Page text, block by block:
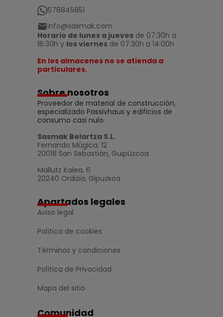
678845851
info@sasmak.com
Horario de lunes a jueves de 07:30h a
16:30h y los viernes de 07:30h a 14:00h
En los almacenes no se atienda a
particulares.
Sobre nosotros
Proveedor de material de construcción,
especializado Passivhaus y edificios de
consumo casi nulo.
Sasmak Belartza S.L.
Fernando Múgica, 12
20018 San Sebastián, Guipúzcoa
Mallutz Kalea, 6
20240 Ordizia, Gipuzkoa
Apartados legales
Aviso legal
Política de cookies
Términos y condiciones
Política de Privacidad
Mapa del sitio
Comunidad